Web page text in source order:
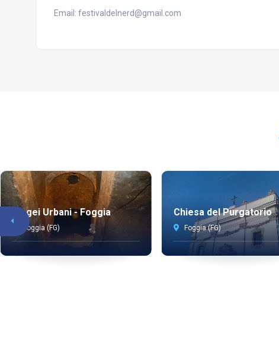
Email: festivaldelnerd@gmail.com
Ipogei Urbani - Foggia
Foggia (FG)
Chiesa del Purgatorio
Foggia (FG)